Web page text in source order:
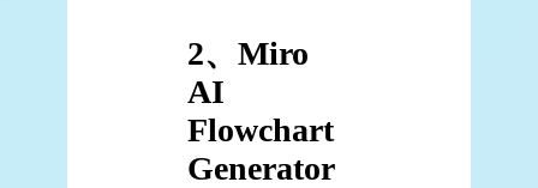
2、Miro
AI
Flowchart
Generator